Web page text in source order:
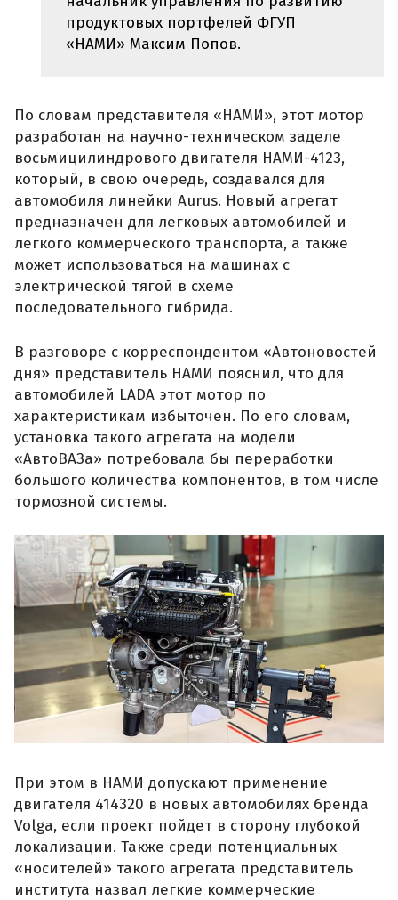
продуктовых портфелей ФГУП
«НАМИ» Максим Попов.
По словам представителя «НАМИ», этот мотор
разработан на научно-техническом заделе
восьмицилиндрового двигателя НАМИ-4123,
который, в свою очередь, создавался для
автомобиля линейки Aurus. Новый агрегат
предназначен для легковых автомобилей и
легкого коммерческого транспорта, а также
может использоваться на машинах с
электрической тягой в схеме
последовательного гибрида.
В разговоре с корреспондентом «Автоновостей
дня» представитель НАМИ пояснил, что для
автомобилей LADA этот мотор по
характеристикам избыточен. По его словам,
установка такого агрегата на модели
«АвтоВАЗа» потребовала бы переработки
большого количества компонентов, в том числе
тормозной системы.
При этом в НАМИ допускают применение
двигателя 414320 в новых автомобилях бренда
Volga, если проект пойдет в сторону глубокой
локализации. Также среди потенциальных
«носителей» такого агрегата представитель
института назвал легкие коммерческие